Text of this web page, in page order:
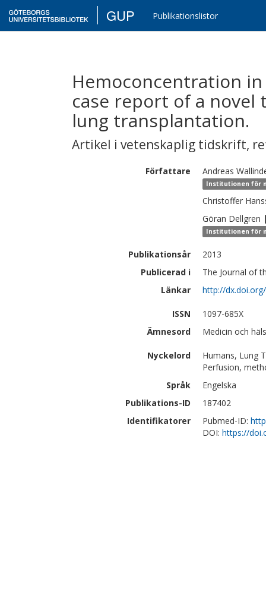
GUP Publikationslistor
Hemoconcentration
case report of a novel
lung transplantation.
Artikel i vetenskaplig tidskrift,
Författare Andreas
Institutionen för
Christoffer
Göran Dellgren
Institutionen för
Publikationsår
2013
Publicerad i
The Journal of
Länkar
http://
ISSN
1097-685X
Ämnesord
Medicin och
Nyckelord
Humans, Lung
Perfusion,
Språk
Engelska
Publikations-ID
187402
Identifikatorer
Pubmed-ID:
DOI: https://